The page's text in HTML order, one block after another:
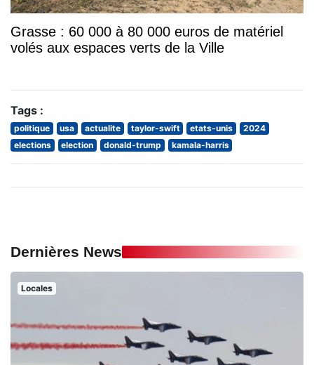
Grasse : 60 000 à 80 000 euros de matériel
volés aux espaces verts de la Ville
Tags :
politique usa actualite taylor-swift etats-unis
2024
elections
election donald-trump kamala-harris
Dernières News
Locales